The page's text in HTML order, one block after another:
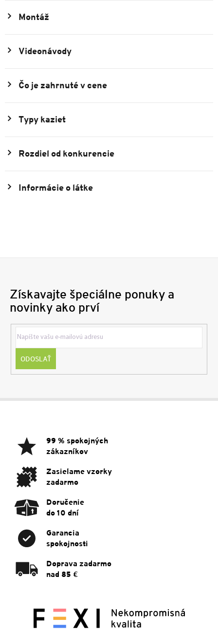
Montáž
Videonávody
Čo je zahrnuté v cene
Typy kaziet
Rozdiel od konkurencie
Informácie o látke
Získavajte špeciálne ponuky a
novinky ako prví
ODOSLAŤ
99 % spokojných
zákazníkov
Zasielame vzorky
zadarmo
Doručenie
do 10 dní
Garancia
spokojnosti
Doprava zadarmo
nad 85 €